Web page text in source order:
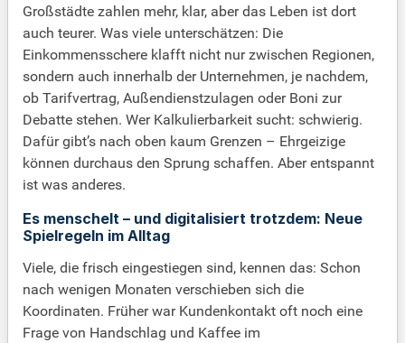
Großstädte zahlen mehr, klar, aber das Leben ist dort
auch teurer. Was viele unterschätzen: Die
Einkommensschere klafft nicht nur zwischen Regionen,
sondern auch innerhalb der Unternehmen, je nachdem,
ob Tarifvertrag, Außendienstzulagen oder Boni zur
Debatte stehen. Wer Kalkulierbarkeit sucht: schwierig.
Dafür gibt’s nach oben kaum Grenzen – Ehrgeizige
können durchaus den Sprung schaffen. Aber entspannt
ist was anderes.
Es menschelt – und digitalisiert trotzdem: Neue
Spielregeln im Alltag
Viele, die frisch eingestiegen sind, kennen das: Schon
nach wenigen Monaten verschieben sich die
Koordinaten. Früher war Kundenkontakt oft noch eine
Frage von Handschlag und Kaffee im